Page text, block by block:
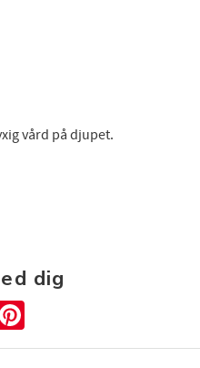
vård på djupet.
dig
Pinterest